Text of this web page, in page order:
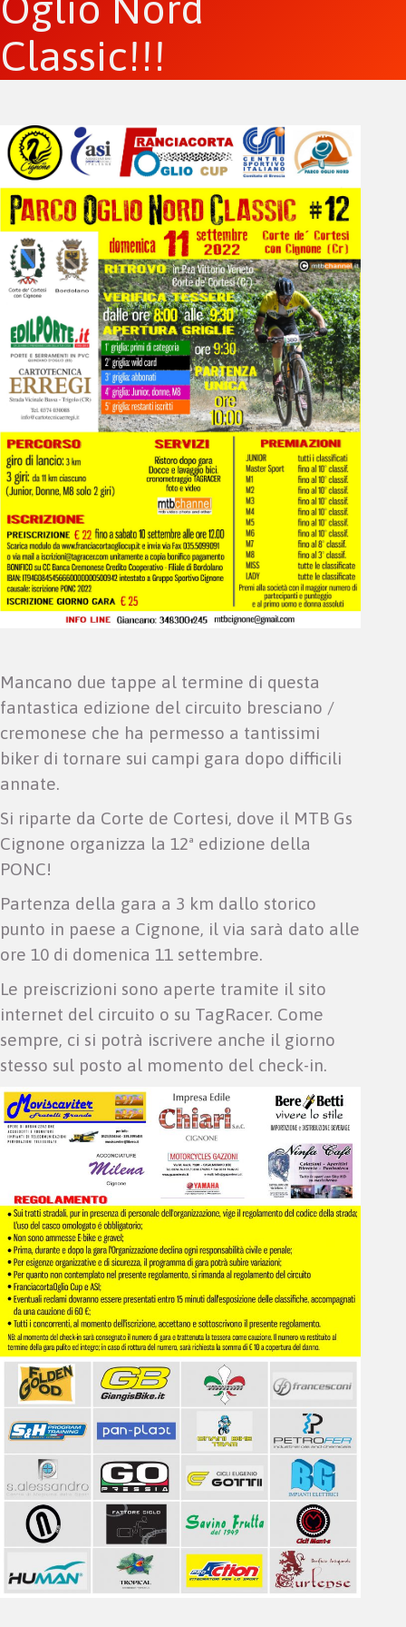
Classic!!!
Mancano due tappe al termine di questa
fantastica edizione del circuito bresciano /
cremonese che ha permesso a tantissimi
biker di tornare sui campi gara dopo difficili
annate.
Si riparte da Corte de Cortesi, dove il MTB Gs
Cignone organizza la 12ª edizione della
PONC!
Partenza della gara a 3 km dallo storico
punto in paese a Cignone, il via sarà dato alle
ore 10 di domenica 11 settembre.
Le preiscrizioni sono aperte tramite il sito
internet del circuito o su TagRacer. Come
sempre, ci si potrà iscrivere anche il giorno
stesso sul posto al momento del check-in.